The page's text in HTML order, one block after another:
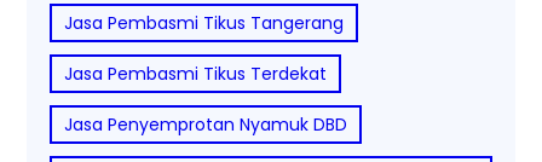
Jasa Pembasmi Tikus Tangerang
Jasa Pembasmi Tikus Terdekat
Jasa Penyemprotan Nyamuk DBD